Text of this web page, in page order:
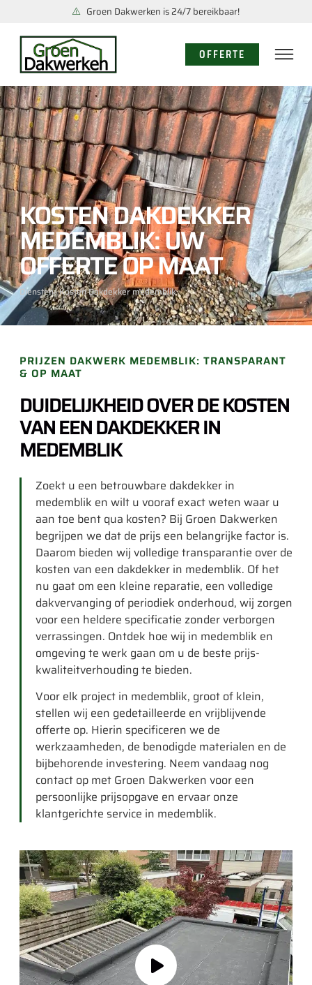
Groen Dakwerken is 24/7 bereikbaar!
OFFERTE
KOSTEN DAKDEKKER
MEDEMBLIK: UW
OFFERTE OP MAAT
Diensten/ Kosten Dakdekker medemblik
PRIJZEN DAKWERK MEDEMBLIK: TRANSPARANT
& OP MAAT
DUIDELIJKHEID OVER DE KOSTEN
VAN EEN DAKDEKKER IN
MEDEMBLIK
Zoekt u een betrouwbare dakdekker in
medemblik en wilt u vooraf exact weten waar u
aan toe bent qua kosten? Bij Groen Dakwerken
begrijpen we dat de prijs een belangrijke factor is.
Daarom bieden wij volledige transparantie over de
kosten van een dakdekker in medemblik. Of het
nu gaat om een kleine reparatie, een volledige
dakvervanging of periodiek onderhoud, wij zorgen
voor een heldere specificatie zonder verborgen
verrassingen. Ontdek hoe wij in medemblik en
omgeving te werk gaan om u de beste prijs-
kwaliteitverhouding te bieden.
Voor elk project in medemblik, groot of klein,
stellen wij een gedetailleerde en vrijblijvende
offerte op. Hierin specificeren we de
werkzaamheden, de benodigde materialen en de
bijbehorende investering. Neem vandaag nog
contact op met Groen Dakwerken voor een
persoonlijke prijsopgave en ervaar onze
klantgerichte service in medemblik.